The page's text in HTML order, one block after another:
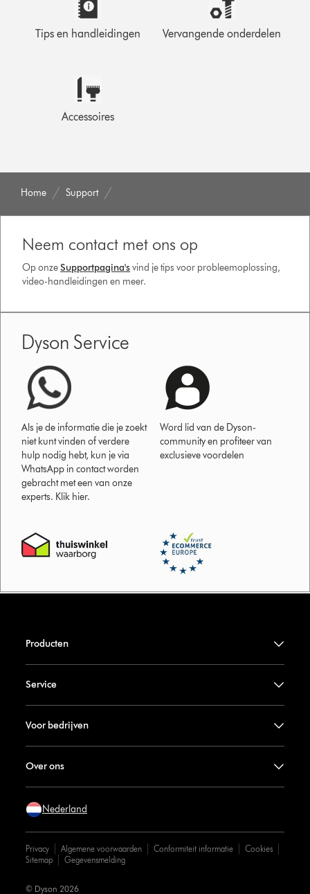
Tips en handleidingen Vervangende onderdelen
Accessoires
Home Support
Neem contact met ons op
Op onzeSupportpagina'svind je tips voor probleemoplossing,
video-handleidingen en meer.
Dyson Service
Als je de informatie die je zoekt
niet kunt vinden of verdere
hulp nodig hebt, kun je via
WhatsApp in contact worden
gebracht met een van onze
experts. Klik hier.
Word lid van de Dyson-
community en profiteer van
exclusieve voordelen
Producten
Service
Voor bedrijven
Over ons
Nederland
Privacy Algemene voorwaarden Conformiteit informatie
Cookies
Sitemap
Gegevensmelding
© Dyson 2026